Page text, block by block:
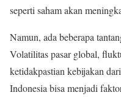
seperti saham akan
Namun, ada beberapa
Volatilitas pasar global,
ketidakpastian kebijakan
Indonesia bisa menjadi